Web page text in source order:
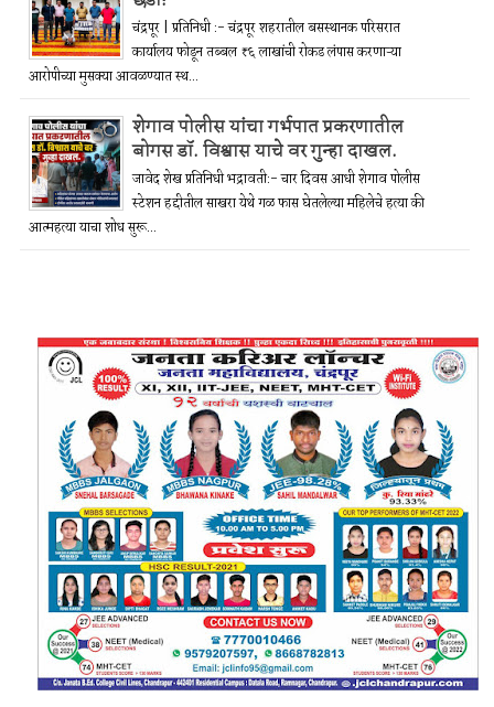
चंद्रपूर | प्रतिनिधी :- चंद्रपूर शहरातील बसस्थानक परिसरात
कार्यालय फोडून तब्बल ₹६ लाखांची रोकड लंपास करणाऱ्या
आरोपीच्या मुसक्या आवळण्यात स्थ...
शेगाव पोलीस यांचा गर्भपात प्रकरणातील
बोगस डॉ. विश्वास याचे वर गुन्हा दाखल.
जावेद शेख प्रतिनिधी भद्रावती:- चार दिवस आधी शेगाव पोलीस
स्टेशन हद्दीतील साखरा येथे गळ फास घेतलेल्या महिलेचे हत्या की
आत्महत्या याचा शोध सुरू...